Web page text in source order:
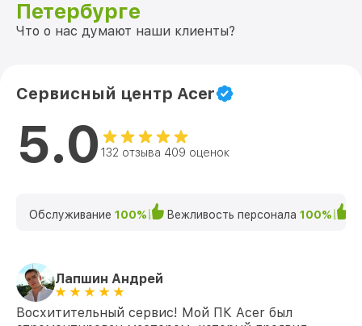
Петербурге
Что о нас думают наши клиенты?
Сервисный центр Acer
5.0 132 отзыва 409 оценок
Обслуживание 100% Вежливость персонала 100%
Лапшин Андрей
Восхитительный сервис! Мой ПК Acer был